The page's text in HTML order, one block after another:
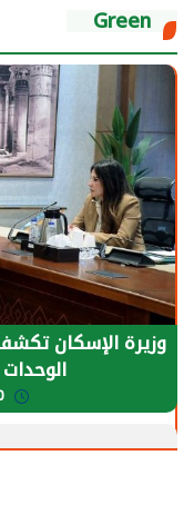
Green
الرئيس السيسي:
يحتاج إلى